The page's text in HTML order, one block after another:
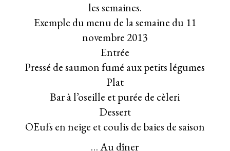
les semaines.
Exemple du menu de la semaine du 11
novembre 2013
Entrée
Pressé de saumon fumé aux petits légumes
Plat
Bar à l’oseille et purée de cèleri
Dessert
OEufs en neige et coulis de baies de saison
… Au dîner